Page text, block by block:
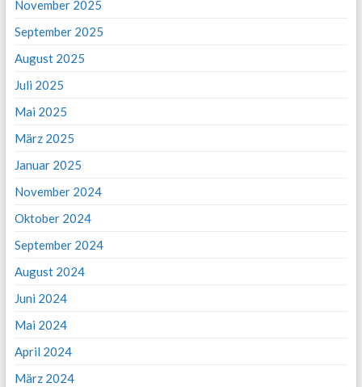
November 2025
September 2025
August 2025
Juli 2025
Mai 2025
März 2025
Januar 2025
November 2024
Oktober 2024
September 2024
August 2024
Juni 2024
Mai 2024
April 2024
März 2024